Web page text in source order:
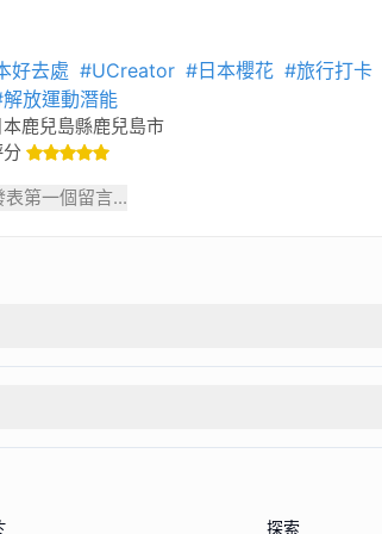
好去處 #UCreator #日本櫻花 #旅行打卡
放運動潛能
本鹿兒島縣鹿兒島市
表第一個留言...
探索